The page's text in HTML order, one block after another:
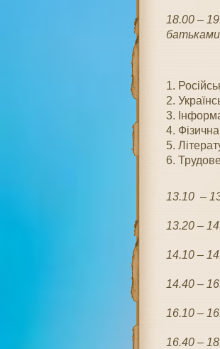
18.00 –
батьками
1.
2.
3.
4.
5.
6.
13.10 –
13.20 –
14.10 –
14.40 –
16.10 –
16.40 –